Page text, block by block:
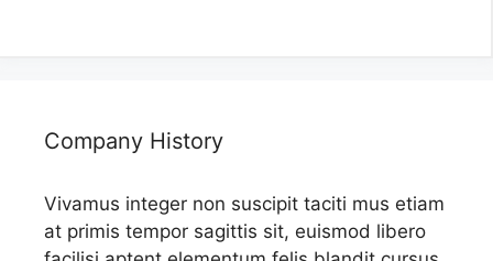
Company History
Vivamus integer non suscipit taciti mus etiam
at primis tempor sagittis sit, euismod libero